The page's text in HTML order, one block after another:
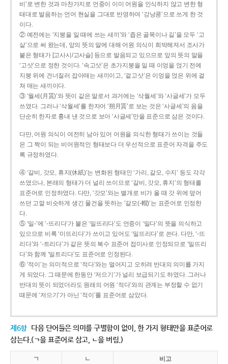
비’로 변한 것과 마찬가지로 언중이 이미 어원을 인식하지 않고 변한 형
태대로 발음하는 언어 현실을 그대로 반영하여 ‘강낭콩’으로 쓰게 한 것
이다.
② 예전에는 ‘지붕을 일 때에 쓰는 새끼’와 ‘좁은 골목이나 길’을 모두 ‘고
샅’으로 써 왔는데, 앞의 뜻의 말에 대해 어원 의식이 희박해져서 조사가
붙은 형태가 [고사시/고사슬] 등으로 발음되고 있으므로 앞의 뜻의 말을
‘고삿’으로 정한 것이다. ‘속고삿’은 초가지붕을 일 때 이엉을 얹기 전에
지붕 위에 건너질러 잡아매는 새끼이고, ‘겉고삿’은 이엉을 얹은 위에 걸
쳐 매는 새끼이다.
③ ‘월세(月貰)’와 뜻이 같은 말로서 과거에는 ‘삭월세’와 ‘사글세’가 모두
쓰였다. 그러나 ‘삭월세’를 한자어 ‘朔月貰’로 보는 것은 ‘사글세’의 음을
단순히 한자로 흉내 낸 것으로 보아 ‘사글세’만을 표준으로 삼은 것이다.
다만, 어원 의식이 여전히 남아 있어 어원을 의식한 형태가 쓰이는 것들
은 그 짝이 되는 비어원적인 형태보다 더 우선적으로 표준어 자격을 주도
록 규정하였다.
④ ‘갈비, 갓모, 휴지(休紙)’는 변화된 형태인 ‘가리, 갈모, 수지’ 등도 각각
쓰였으나, 본래의 형태가 더 널리 쓰이므로 ‘갈비, 갓모, 휴지’의 형태를
표준어로 인정하였다. 다만, ‘갓모’와는 별개로 비가 올 때 갓 위에 덮어
쓰던 고깔 비슷하게 생긴 물건을 뜻하는 ‘갈모(-帽)’는 표준어로 인정한
다.
⑤ ‘밀-’에 ‘-뜨리다’가 붙은 ‘밀뜨리다’도 언중이 ‘밀다’의 뜻을 의식하고
있으므로 비록 ‘미뜨리다’가 쓰이고 있어도 ‘밀뜨리다’로 쓴다. 다만, ‘-뜨
리다’와 ‘-트리다’가 같은 뜻의 복수 표준어 접미사로 인정되므로 ‘밀뜨리
다’와 함께 ‘밀트리다’도 표준어로 인정된다.
⑥ ‘적이’는 의미적으로 ‘적다’와는 멀어지고 오히려 반대의 의미를 가지
게 되었다. 그 때문에 한동안 ‘저으기’가 널리 보급되기도 하였다. 그러나
반대의 뜻이 되었더라도 원래의 어원 ‘적다’와의 관계는 부정할 수 없기
때문에 ‘저으기’가 아닌 ‘적이’를 표준어로 삼았다.
제6항 다음 단어들은 의미를 구별함이 없이, 한 가지 형태만을 표준어로
삼는다.(ㄱ을 표준어로 삼고, ㄴ을 버림.)
ㄱ ㄴ 비고